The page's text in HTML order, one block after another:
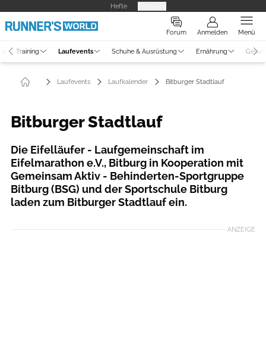
Hefte
Forum Anmelden Menü
Training Laufevents Schuhe & Ausrüstung Ernährung
Laufevents Laufkalender Bitburger Stadtlauf
Bitburger Stadtlauf
Die Eifelläufer - Laufgemeinschaft im
Eifelmarathon e.V., Bitburg in Kooperation mit
Gemeinsam Aktiv - Behinderten-Sportgruppe
Bitburg (BSG) und der Sportschule Bitburg
laden zum Bitburger Stadtlauf ein.
ANZEIGE